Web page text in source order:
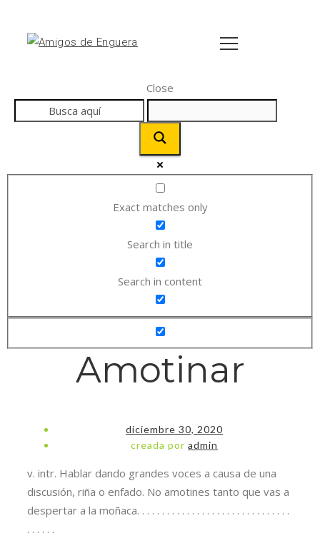
Close
Exact matches only
Search in title
Search in content
Amotinar
diciembre 30, 2020
creada por admin
v. intr. Hablar dando grandes voces a causa de una
discusión, riña o enfado. No amotines tanto que vas a
despertar a la moñaca. . . . . . . . . . . . . . . . . . . . . . . . . . . . . . .
. . . . . .